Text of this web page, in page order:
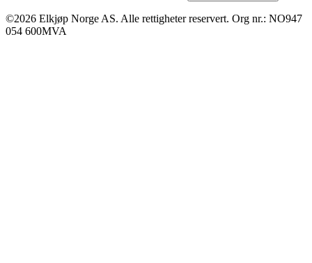
©2026 Elkjøp Norge AS. Alle rettigheter reservert. Org nr.: NO947
054 600MVA